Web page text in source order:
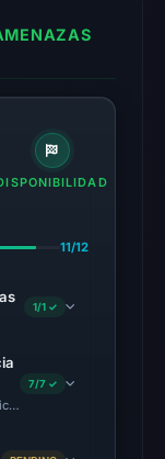
11/12
1/1 ✓
· VirusTotal · Google
7/7 ✓